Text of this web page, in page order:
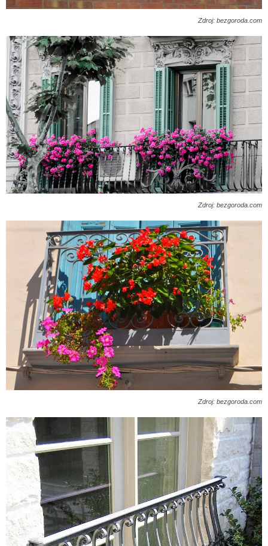
Zdroj: bezgoroda.com
Zdroj: bezgoroda.com
Zdroj: bezgoroda.com